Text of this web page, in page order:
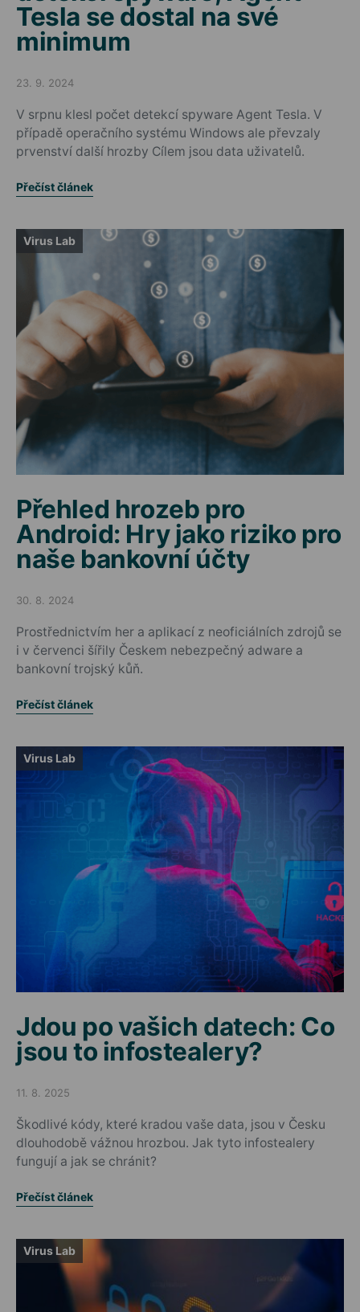
Tesla se dostal na své
minimum
Posted on
23. 9. 2024
V srpnu klesl počet detekcí spyware Agent Tesla. V
případě operačního systému Windows ale převzaly
prvenství další hrozby Cílem jsou data uživatelů.
Přečíst článek
Virus Lab
Přehled hrozeb pro
Android: Hry jako riziko pro
naše bankovní účty
Posted on
30. 8. 2024
Prostřednictvím her a aplikací z neoficiálních zdrojů se
i v červenci šířily Českem nebezpečný adware a
bankovní trojský kůň.
Přečíst článek
Virus Lab
Jdou po vašich datech: Co
jsou to infostealery?
Posted on
11. 8. 2025
Škodlivé kódy, které kradou vaše data, jsou v Česku
dlouhodobě vážnou hrozbou. Jak tyto infostealery
fungují a jak se chránit?
Přečíst článek
Virus Lab